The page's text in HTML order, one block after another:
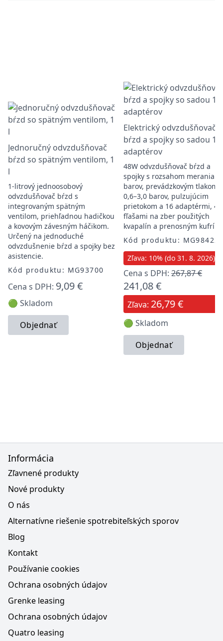
Jednoručný odvzdušňovač
bŕzd so spätným ventilom, 1
l
1-litrový jednoosobový
odvzdušňovač bŕzd s
integrovaným spätným
ventilom, priehľadnou hadičkou
a kovovým závesným háčikom.
Určený na jednoduché
odvzdušnenie bŕzd a spojky bez
asistencie.
Kód produktu: MG93700
Cena s DPH: 9,09 €
🟢 Skladom
Objednať
Elektrický odvzdušňovač
bŕzd a spojky so sadou 16
adaptérov
48W odvzdušňovač bŕzd a
spojky s rozsahom merania
barov, prevádzkovým tlakom
0,6–3,0 barov, pulzujúcim
prietokom a 16 adaptérmi, 4
fľašami na zber použitých
kvapalín a prenosným
Kód produktu: MG98422
Zľava: 10% (do 31. 8. 2026)
Cena s DPH: 267,87 €
241,08 €
Zľava: 26,79 €
🟢 Skladom
Objednať
Informácia
Zľavnené produkty
Nové produkty
O nás
Alternatívne riešenie spotrebiteľských sporov
Blog
Kontakt
Používanie cookies
Ochrana osobných údajov
Grenke leasing
Ochrana osobných údajov
Quatro leasing